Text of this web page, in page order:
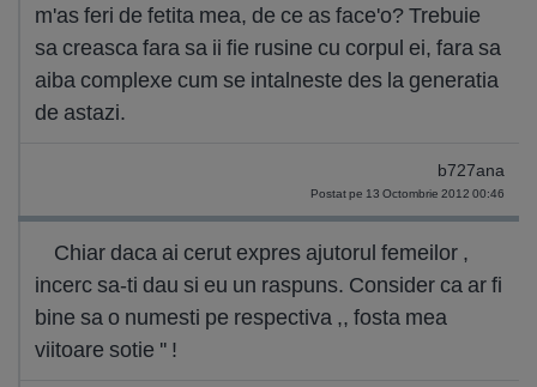
m'as feri de fetita mea, de ce as face'o? Trebuie
sa creasca fara sa ii fie rusine cu corpul ei, fara sa
aiba complexe cum se intalneste des la generatia
de astazi.
b727ana
Postat pe 13 Octombrie 2012 00:46
Chiar daca ai cerut expres ajutorul femeilor ,
incerc sa-ti dau si eu un raspuns. Consider ca ar fi
bine sa o numesti pe respectiva ,, fosta mea
viitoare sotie '' !